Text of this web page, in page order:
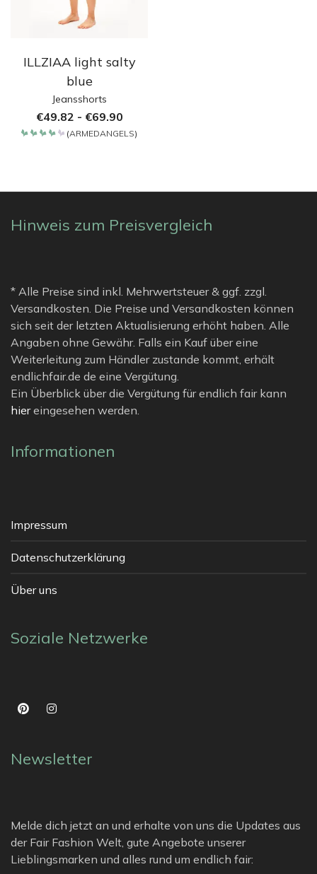
ILLZIAA light salty
blue
Jeansshorts
€49.82 - €69.90
(ARMEDANGELS)
Hinweis zum Preisvergleich
* Alle Preise sind inkl. Mehrwertsteuer & ggf. zzgl.
Versandkosten. Die Preise und Versandkosten können
sich seit der letzten Aktualisierung erhöht haben. Alle
Angaben ohne Gewähr. Falls ein Kauf über eine
Weiterleitung zum Händler zustande kommt, erhält
endlichfair.de de eine Vergütung.
Ein Überblick über die Vergütung für endlich fair kann
hiereingesehen werden.
Informationen
Impressum
Datenschutzerklärung
Über uns
Soziale Netzwerke
Newsletter
Melde dich jetzt an und erhalte von uns die Updates aus
der Fair Fashion Welt, gute Angebote unserer
Lieblingsmarken und alles rund um endlich fair: